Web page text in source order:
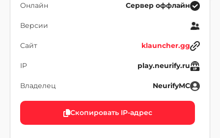
Онлайн Сервер оффлайн
Версии
Сайт klauncher.gg
IP play.neurify.ru
Владелец NeurifyMC
Скопировать IP-адрес